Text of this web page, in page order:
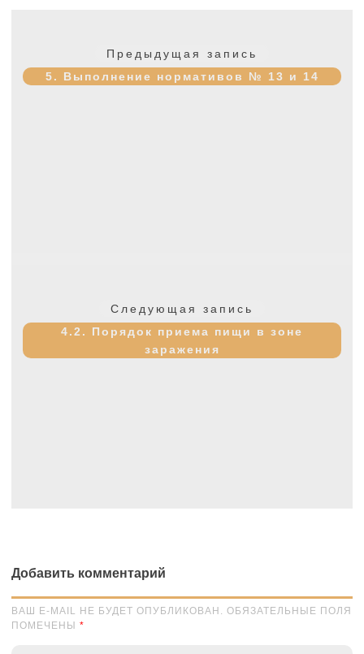
Предыдущая запись
запись:
5. Выполнение нормативов № 13 и 14
Следующая запись
запись:
4.2. Порядок приема пищи в зоне
заражения
Добавить комментарий
ВАШ E-MAIL НЕ БУДЕТ ОПУБЛИКОВАН. ОБЯЗАТЕЛЬНЫЕ ПОЛЯ
ПОМЕЧЕНЫ *